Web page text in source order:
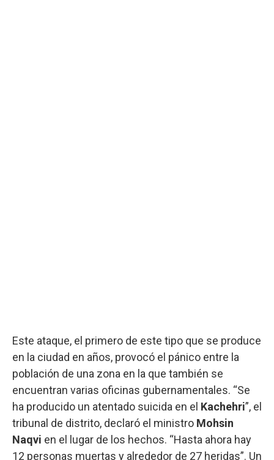
Este ataque, el primero de este tipo que se produce
en la ciudad en años, provocó el pánico entre la
población de una zona en la que también se
encuentran varias oficinas gubernamentales. “Se
ha producido un atentado suicida en el Kachehri”, el
tribunal de distrito, declaró el ministro Mohsin
Naqvi en el lugar de los hechos. “Hasta ahora hay
12 personas muertas y alrededor de 27 heridas”. Un